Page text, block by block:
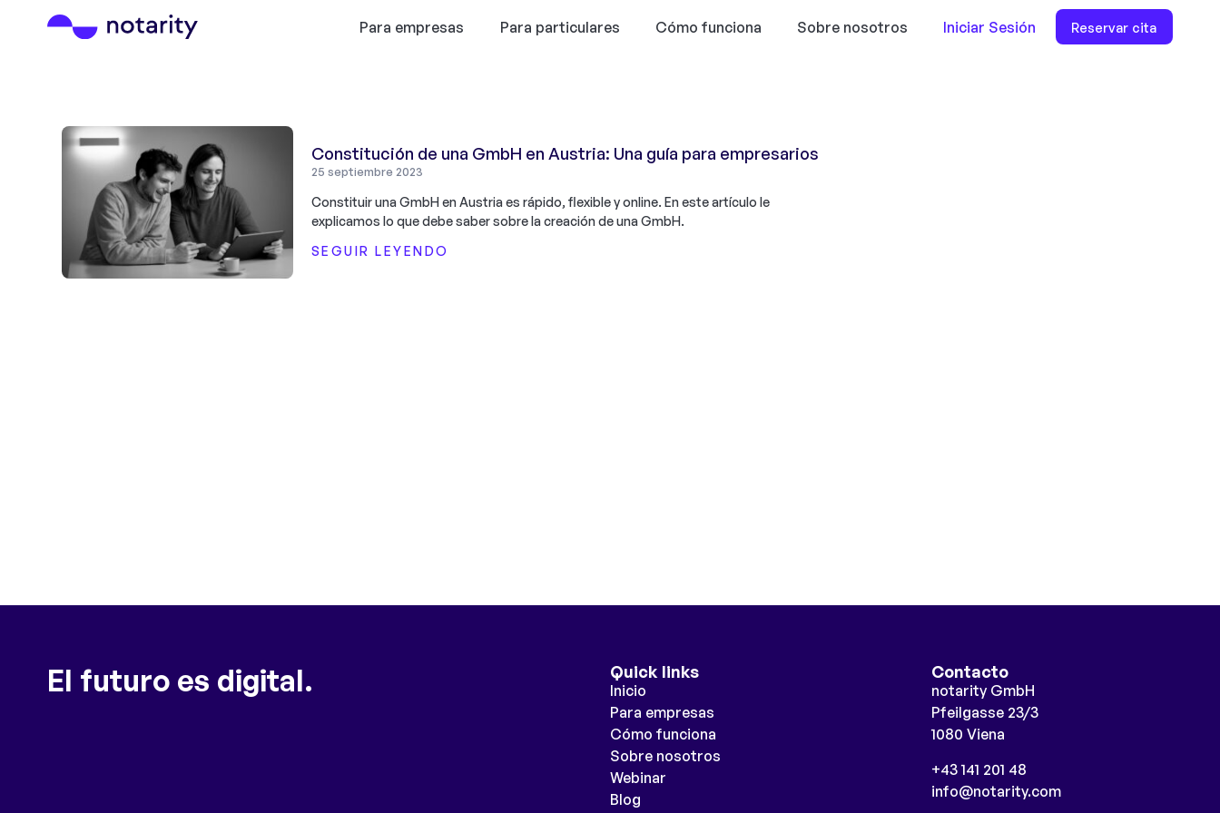
Para empresas Para particulares Cómo funciona Sobre nosotros Iniciar Sesión Reservar cita
Constitución de una GmbH en Austria: Una guía para empresarios
25 septiembre 2023
Constituir una GmbH en Austria es rápido, flexible y online. En este artículo le
explicamos lo que debe saber sobre la creación de una GmbH.
SEGUIR LEYENDO
El futuro es digital. Quick links
Inicio
Para empresas
Cómo funciona
Sobre nosotros
Webinar
Blog
Contacto
notarity GmbH
Pfeilgasse 23/3
1080 Viena
+43 141 201 48
info@notarity.com